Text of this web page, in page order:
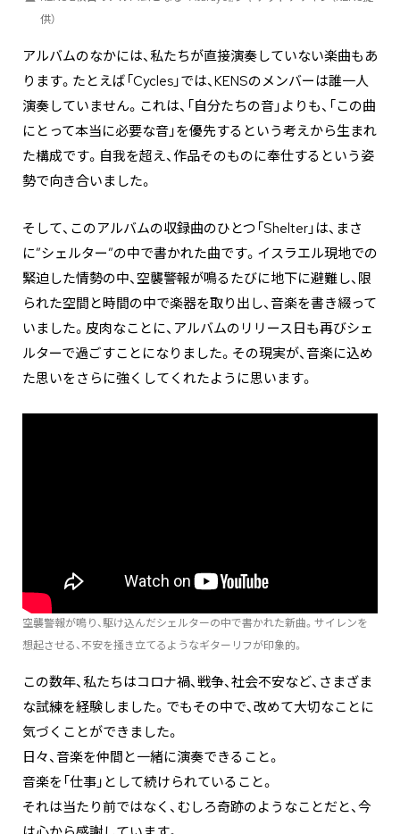
供）
アルバムのなかには、私たちが直接演奏していない楽曲もあ
ります。たとえば「Cycles」では、KENSのメンバーは誰一人
演奏していません。これは、「自分たちの音」よりも、「この曲
にとって本当に必要な音」を優先するという考えから生まれ
た構成です。自我を超え、作品そのものに奉仕するという姿
勢で向き合いました。
そして、このアルバムの収録曲のひとつ「Shelter」は、まさ
に”シェルター”の中で書かれた曲です。イスラエル現地での
緊迫した情勢の中、空襲警報が鳴るたびに地下に避難し、限
られた空間と時間の中で楽器を取り出し、音楽を書き綴って
いました。皮肉なことに、アルバムのリリース日も再びシェ
ルターで過ごすことになりました。その現実が、音楽に込め
た思いをさらに強くしてくれたように思います。
空襲警報が鳴り、駆け込んだシェルターの中で書かれた新曲。サイレンを
想起させる、不安を掻き立てるようなギターリフが印象的。
この数年、私たちはコロナ禍、戦争、社会不安など、さまざま
な試練を経験しました。でもその中で、改めて大切なことに
気づくことができました。
日々、音楽を仲間と一緒に演奏できること。
音楽を「仕事」として続けられていること。
それは当たり前ではなく、むしろ奇跡のようなことだと、今